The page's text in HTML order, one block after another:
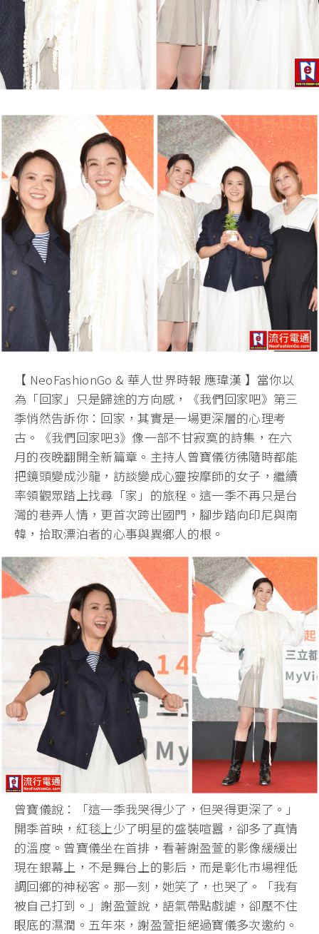
【 NeoFashionGo & 華人世界時報 應瑋漢 】當你以
為「回家」只是歸途的方向感，《我們回家吧》第三
季悄然告訴你：回家，其實是一場更深層的心理考
古。《我們回家吧3》像一部不甘寂寞的詩集，在六
月的夜晚翻開全新篇章。主持人曾寶儀彷彿隨時都能
把鏡頭變成沙龍，訪談變成心靈按摩師的女子，繼續
率領觀眾踏上找尋「家」的旅程。這一季不再只是台
灣的巷弄人情，更首次跨出國門，腳步踏向印尼與南
韓，拾取漂泊者的心事與異鄉人的根。
曾寶儀說：「這一季我哭得少了，但哭得更深了。」
開季首映，紅毯上少了明星的盛裝喧囂，卻多了真情
的溫度。曾寶儀坐在首排，看著謝盈萱的影像緩緩出
現在銀幕上，不是舞台上的影后，而是彰化市場裡低
調回鄉的神秘客。那一刻，她笑了，也哭了。「我有
被自己打到。」謝盈萱說，語氣帶點戲謔，卻壓不住
眼底的濕潤。五年來，謝盈萱拒絕過寶儀多次邀約。